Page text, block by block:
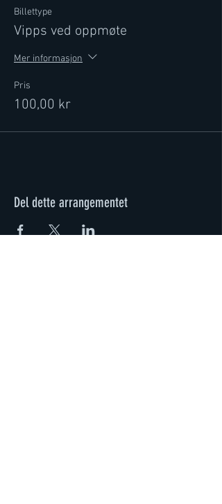
Billettype
Vipps ved oppmøte
Mer informasjon
Pris
100,00 kr
Del dette arrangementet